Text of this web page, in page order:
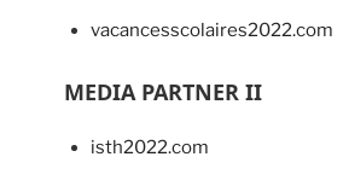
vacancesscolaires2022.com
MEDIA PARTNER II
isth2022.com